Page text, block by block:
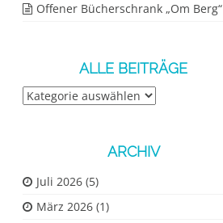
Offener Bücherschrank „Om Berg“
ALLE BEITRÄGE
Alle
ARCHIV
Juli 2026 (5)
März 2026 (1)